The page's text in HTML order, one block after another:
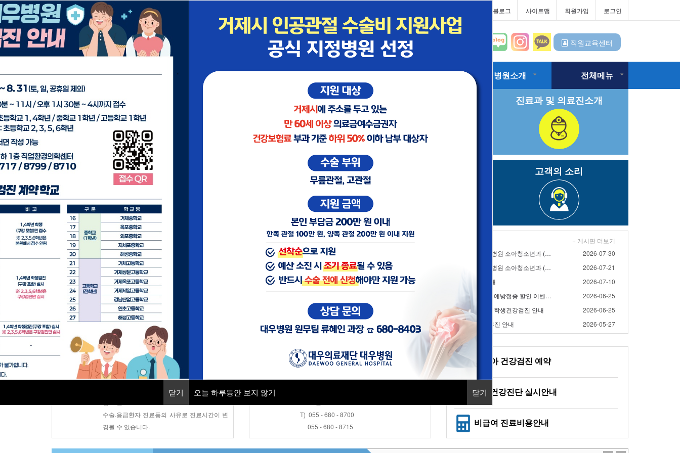
닫기 오늘 하루동안 보지 않기 닫기
닫기
북마크 접속자 141 대우병원블로그 사이트맵 회원가입 로그인
직원교육센터
HOME 진료안내 진료센터 이용안내 병원소식&공지 병원소개 전체메뉴
prev next
진료과 및 의료진소개
고객의 소리
지역응급의료기관 근로자건강센터
직업환경의학센터
채용공고
병원소식
+ 게시판 더보기
- 2026년 8월 대우병원 소아청소년과 (영유아검진) 검…
2026-07-30
- 2026년 7월 대우병원 소아청소년과 (영유아검진) 검…
2026-07-21
- 7/17(금) 휴진 안내
2026-07-10
- 2026년 대우병원 예방접종 할인 이벤트 연장 안내
2026-06-25
- 2026년 대우병원 학생건강검진 안내
2026-06-25
- 6/3(수), 6/6(토) 휴진 안내
2026-05-27
진료시간안내
평 일 : AM 08:30 ~ PM 17:30
토 요 일 : AM 08:30 ~ PM 12:30
수술.응급환자 진료등의 사유로 진료시간이 변
경될 수 있습니다.
채용검진 접수안내
오 전 : AM 08:30 ~ AM 11:30
T) 055 - 680 - 8700
055 - 680 - 8715
영유아 건강검진 예약
일반건강진단 실시안내
비급여 진료비용안내